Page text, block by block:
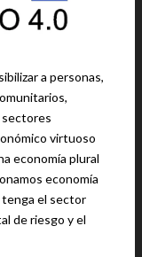
a personas,
virtuoso
economía plural
economía
tenga el sector
de riesgo y el